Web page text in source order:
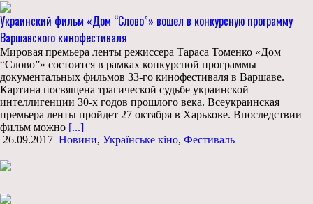
Украинский фильм «Дом “Слово”» вошел в конкурсную программу
Варшавского кинофестиваля
Мировая премьера ленты режиссера Тараса Томенко «Дом
“Слово”» состоится в рамках конкурсной программы
документальных фильмов 33-го кинофестиваля в Варшаве.
Картина посвящена трагической судьбе украинской
интеллигенции 30-х годов прошлого века. Всеукраинская
премьера ленты пройдет 27 октября в Харькове. Впоследствии
фильм можно [...]
26.09.2017 Новини, Українське кіно, Фестиваль